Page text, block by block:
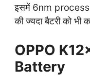
इसमें 6nm process
की ज्यदा बैटरी को भी
OPPO
Battery